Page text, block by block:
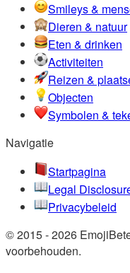
Smileys &
Dieren & natuur
Eten & drinken
Activiteiten
Reizen &
Objecten
Symbolen &
Navigatie
Startpagina
Legal
Privacybeleid
© 2015 - 2026
voorbehouden.